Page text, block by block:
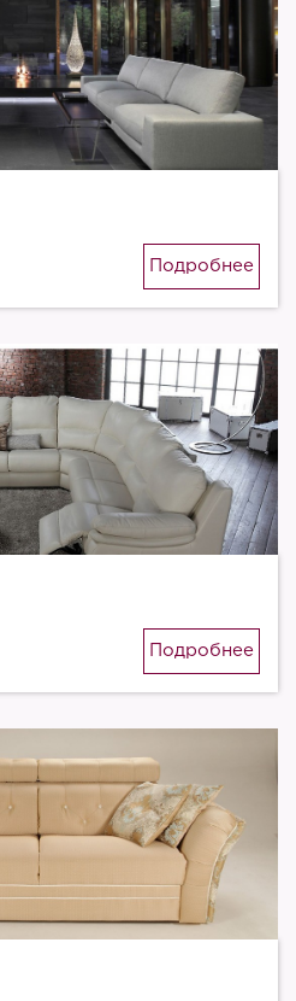
Подробнее
Подробнее